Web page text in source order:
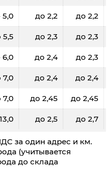
5,0 до 2,2 до 2,2
5,5 до 2,3 до 2,3
6,0 до 2,4 до 2,3
7,0 до 2,4 до 2,4
7,0 до 2,45 до 2,45
до 2,5 до 2,7
за один адрес и км.
(учитывается
до склада